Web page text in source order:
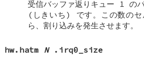
受信バッファ返りキュー 1 の
(しきいち) です。この数のセ
ら、割り込みを発生させます。
hw.hatm N
.irq0_size